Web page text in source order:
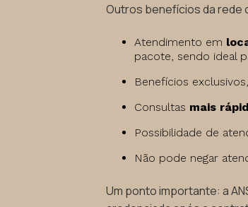
Outros benefícios da rede
Atendimento em
pacote, sendo ideal
Benefícios
Consultas mais
Possibilidade de
Não pode negar
Um ponto importante: a